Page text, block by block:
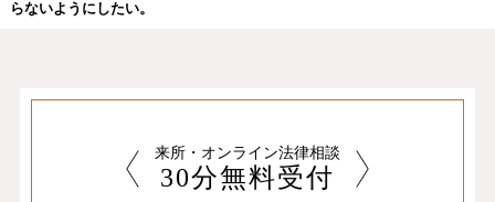
らないようにしたい。
来所・オンライン法律相談
30分無料受付